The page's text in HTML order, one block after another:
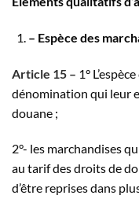
– Espèce des
Article 15 – 1°
dénomination qui leur
douane ;
2°- les marchandises
au tarif des droits de
d’être reprises dans